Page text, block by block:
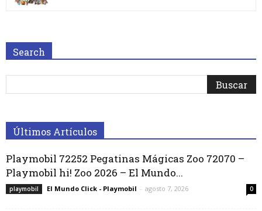
Search
Últimos Artículos
Playmobil 72252 Pegatinas Mágicas Zoo 72070 –
Playmobil hi! Zoo 2026 – El Mundo...
playmobil El Mundo Click - Playmobil - agosto 7, 2026 0